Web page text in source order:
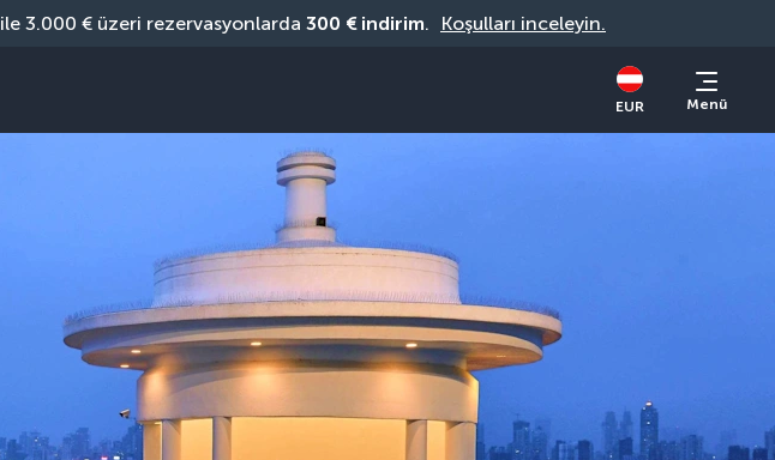
ile 3.000 € üzeri rezervasyonlarda 300 € indirim. Koşulları inceleyin.
EUR Menü